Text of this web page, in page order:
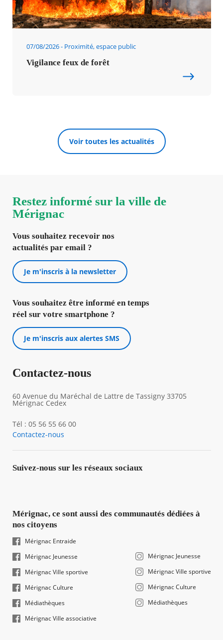
07/08/2026 Proximité, espace public
Vigilance feux de forêt
Voir toutes les actualités
Restez informé sur la ville de
Mérignac
Vous souhaitez recevoir nos
actualités par email ?
Je m'inscris à la newsletter
Vous souhaitez être informé en temps
réel sur votre smartphone ?
Je m'inscris aux alertes SMS
Contactez-nous
60 Avenue du Maréchal de Lattre de Tassigny 33705
Mérignac Cedex
Tél : 05 56 55 66 00
Contactez-nous
Suivez-nous sur les réseaux sociaux
Mérignac, ce sont aussi des communautés dédiées à
nos citoyens
Mérignac Entraide
Mérignac Jeunesse
Mérignac Ville sportive
Mérignac Culture
Médiathèques
Mérignac Ville associative
Mérignac Jeunesse
Mérignac Ville sportive
Mérignac Culture
Médiathèques